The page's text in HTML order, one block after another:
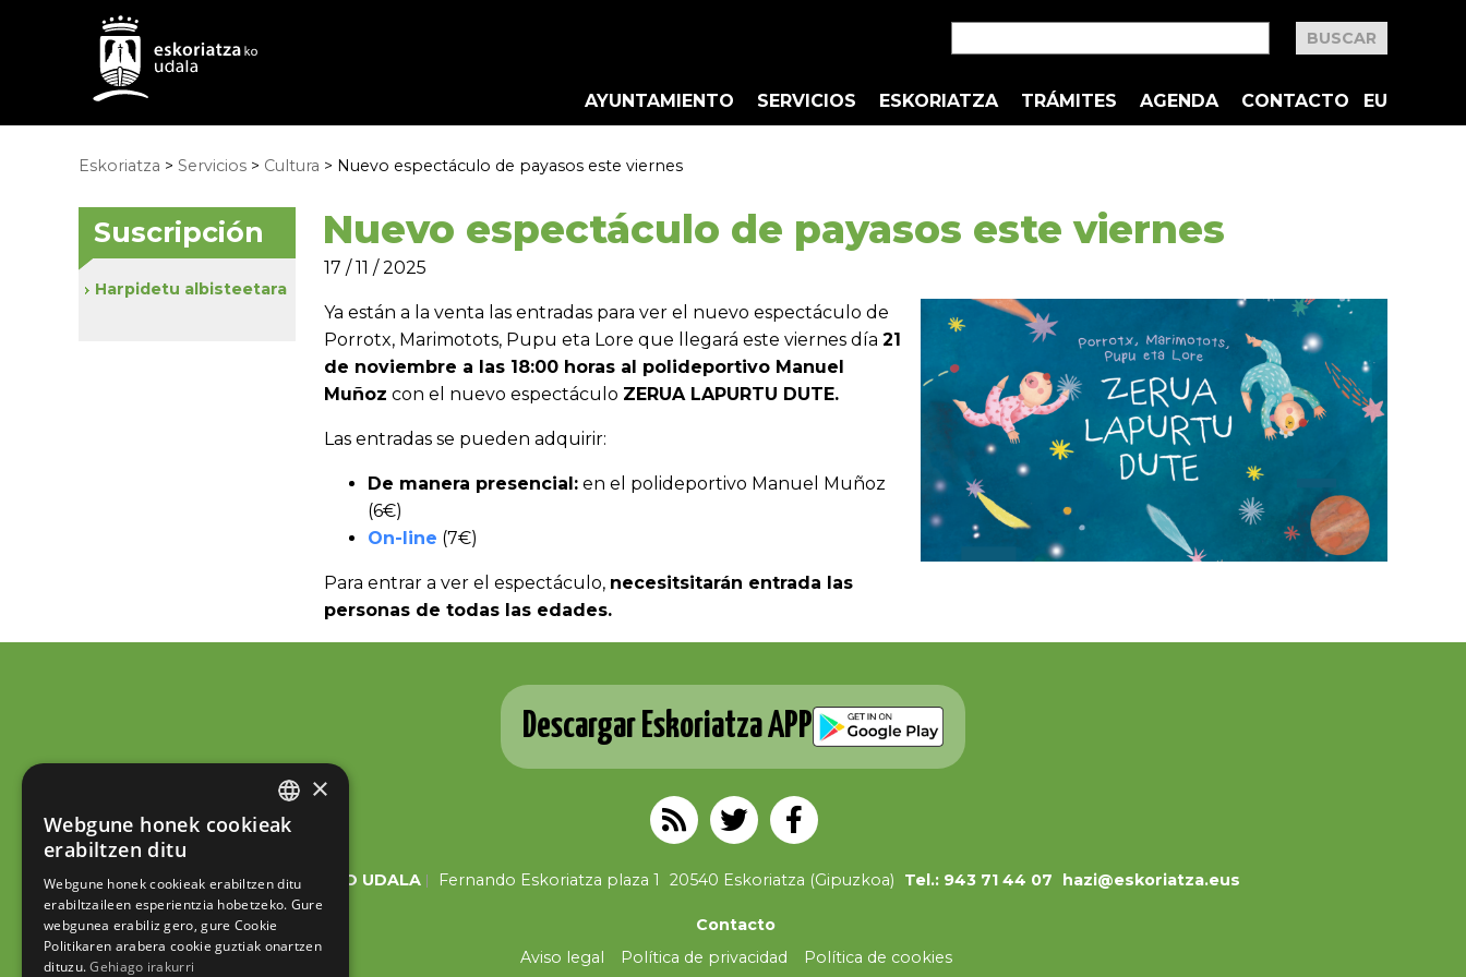
AYUNTAMIENTO SERVICIOS ESKORIATZA TRÁMITES AGENDA CONTACTO EU
Eskoriatza > Servicios > Cultura > Nuevo espectáculo de payasos este viernes
Nuevo espectáculo de payasos este viernes
17 / 11 / 2025
Ya están a la venta las entradas para ver el nuevo espectáculo de
Porrotx, Marimotots, Pupu eta Lore que llegará este viernes día 21
de noviembre a las 18:00 horas al polideportivo Manuel
Muñoz con el nuevo espectáculo ZERUA LAPURTU DUTE.
Las entradas se pueden adquirir:
De manera presencial: en el polideportivo Manuel Muñoz
(6€)
On-line (7€)
Para entrar a ver el espectáculo, necesitsitarán entrada las
personas de todas las edades.
Suscripción
Harpidetu albisteetara
Descargar Eskoriatza APP
ESKORIATZAKO UDALA Fernando Eskoriatza plaza 1 20540 Eskoriatza (Gipuzkoa) Tel.: 943 71 44 07 hazi@eskoriatza.eus
Contacto
Aviso legal
Política de privacidad Política de cookies
BASQUE
SPANISH
×
Webgune honek cookieak
erabiltzen ditu
Webgune honek cookieak erabiltzen ditu
erabiltzaileen esperientzia hobetzeko. Gure
webgunea erabiliz gero, gure Cookie
Politikaren arabera cookie guztiak onartzen
dituzu. Gehiago irakurri